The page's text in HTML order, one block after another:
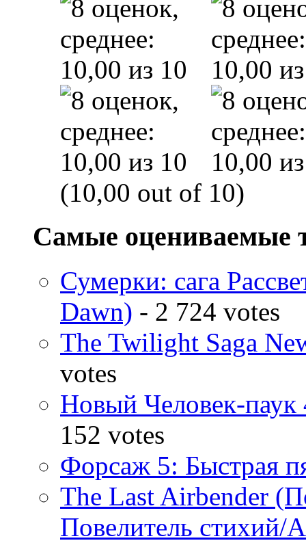
(10,00 out of 10)
Самые оцениваемые
Сумерки: cага
Dawn) - 2 724 votes
The Twilight Saga
votes
Новый Человек-
152 votes
Форсаж 5: Быстрая
The Last Airbender
Повелитель стихий/